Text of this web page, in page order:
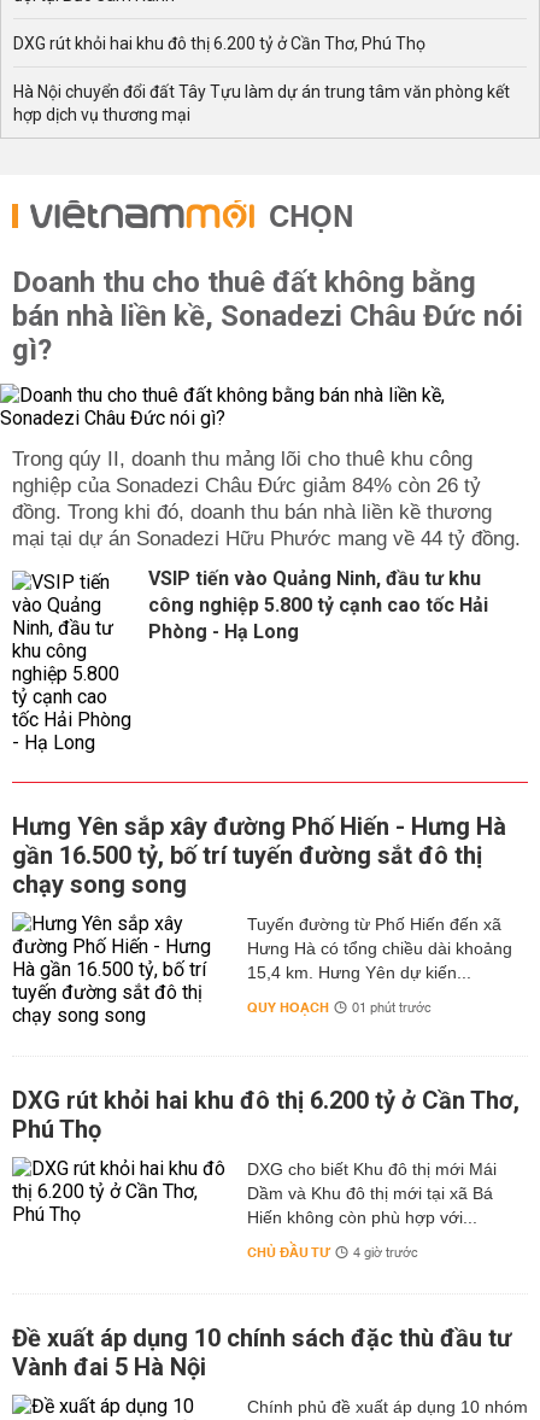
DXG rút khỏi hai khu đô thị 6.200 tỷ ở Cần Thơ, Phú Thọ
Hà Nội chuyển đổi đất Tây Tựu làm dự án trung tâm văn phòng kết
hợp dịch vụ thương mại
CHỌN
Doanh thu cho thuê đất không bằng
bán nhà liền kề, Sonadezi Châu Đức nói
gì?
Trong qúy II, doanh thu mảng lõi cho thuê khu công
nghiệp của Sonadezi Châu Đức giảm 84% còn 26 tỷ
đồng. Trong khi đó, doanh thu bán nhà liền kề thương
mại tại dự án Sonadezi Hữu Phước mang về 44 tỷ đồng.
VSIP tiến vào Quảng Ninh, đầu tư khu
công nghiệp 5.800 tỷ cạnh cao tốc Hải
Phòng - Hạ Long
Hưng Yên sắp xây đường Phố Hiến - Hưng Hà
gần 16.500 tỷ, bố trí tuyến đường sắt đô thị
chạy song song
Tuyến đường từ Phố Hiến đến xã
Hưng Hà có tổng chiều dài khoảng
15,4 km. Hưng Yên dự kiến...
QUY HOẠCH 01 phút trước
DXG rút khỏi hai khu đô thị 6.200 tỷ ở Cần Thơ,
Phú Thọ
DXG cho biết Khu đô thị mới Mái
Dầm và Khu đô thị mới tại xã Bá
Hiến không còn phù hợp với...
CHỦ ĐẦU TƯ 4 giờ trước
Đề xuất áp dụng 10 chính sách đặc thù đầu tư
Vành đai 5 Hà Nội
Chính phủ đề xuất áp dụng 10 nhóm